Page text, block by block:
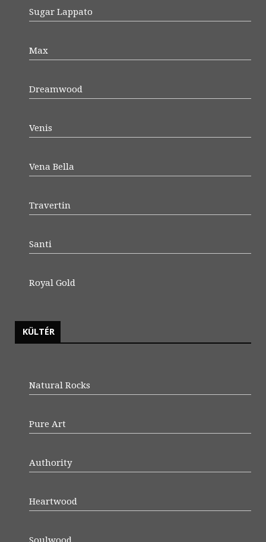
Sugar Lappato
Max
Dreamwood
Venis
Vena Bella
Travertin
Santi
Royal Gold
KÜLTÉR
Natural Rocks
Pure Art
Authority
Heartwood